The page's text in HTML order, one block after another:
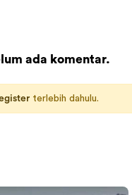
ada komentar.
terlebih dahulu.